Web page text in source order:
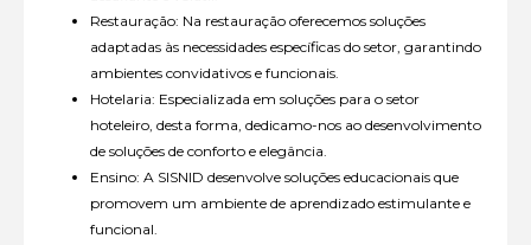
Restauração: Na restauração oferecemos soluções
adaptadas às necessidades específicas do setor, garantindo
ambientes convidativos e funcionais.
Hotelaria: Especializada em soluções para o setor
hoteleiro, desta forma, dedicamo-nos ao desenvolvimento
de soluções de conforto e elegância.
Ensino: A SISNID desenvolve soluções educacionais que
promovem um ambiente de aprendizado estimulante e
funcional.